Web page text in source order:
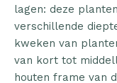
lagen: deze
verschillende
kweken van
van kort tot
houten frame van